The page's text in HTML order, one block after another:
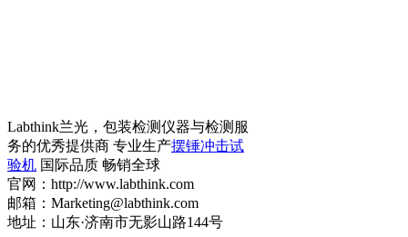
Labthink兰光，包装检测仪器与检测服
务的优秀提供商 专业生产摆锤冲击试
验机 国际品质 畅销全球
官网：http://www.labthink.com
邮箱：Marketing@labthink.com
地址：山东·济南市无影山路144号